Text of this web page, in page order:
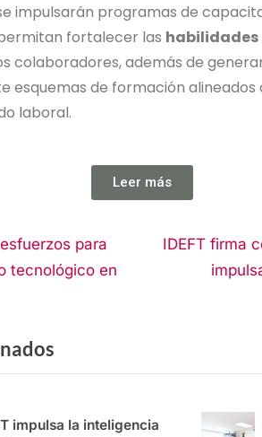
impulsarán programas de
fortalecer las habilidades
colaboradores, además de
esquemas de formación alineados
laboral.
Leer más
para
tecnológico en
IDEFT firma
la inteligencia